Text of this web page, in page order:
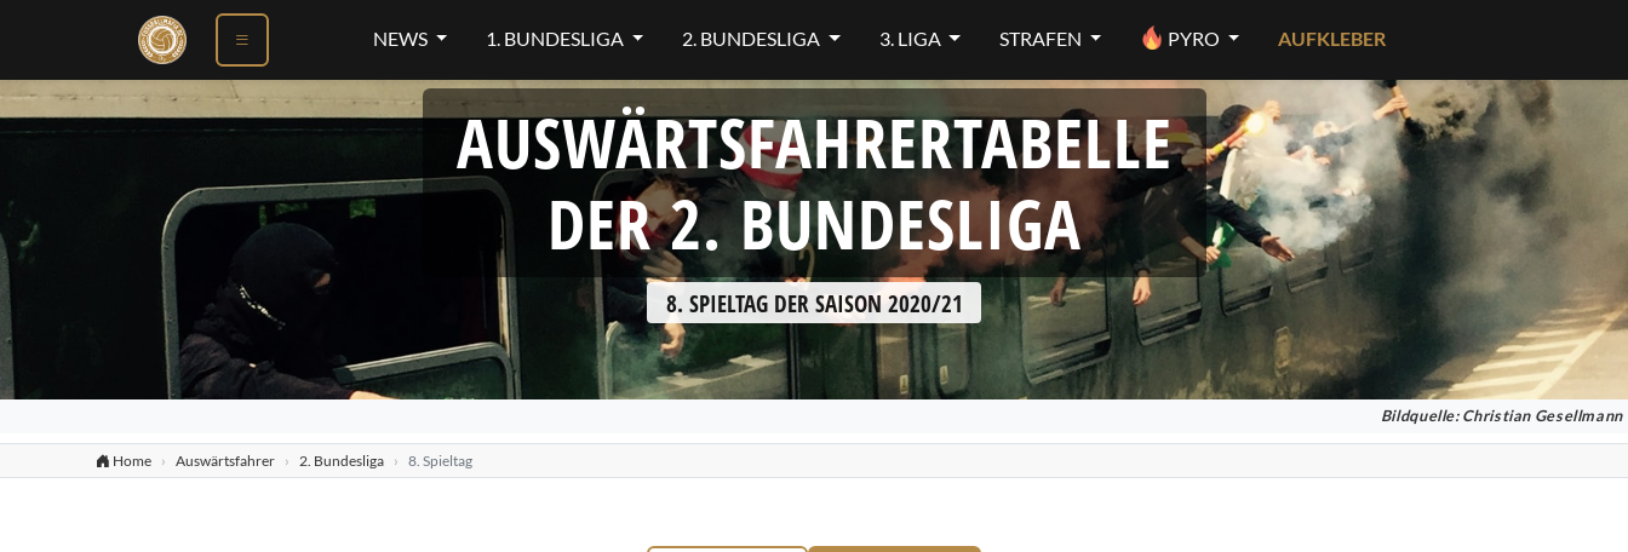
NEWS 1. BUNDESLIGA 2. BUNDESLIGA 3. LIGA STRAFEN PYRO AUFKLEBER
AUSWÄRTSFAHRERTABELLE
DER 2. BUNDESLIGA
8. SPIELTAG DER SAISON 2020/21
Bildquelle: Christian Gesellmann
Home Auswärtsfahrer 2. Bundesliga 8. Spieltag